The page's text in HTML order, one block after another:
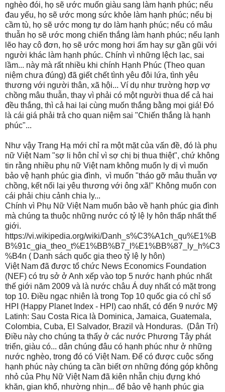
nghèo đói, họ sẽ ước muốn giàu sang làm hạnh phúc; nếu
đau yếu, họ sẽ ước mong sức khỏe làm hạnh phúc; nếu bị
cầm tù, họ sẽ ước mong tự do làm hạnh phúc; nếu có mâu
thuẫn họ sẽ ước mong chiến thắng làm hạnh phúc; nếu lạnh
lẽo hay cô đơn, họ sẽ ước mong hơi ấm hay sự gần gũi với
người khác làm hạnh phúc. Chính vì những lệch lạc, sai
lầm... này mà rất nhiều khi chính Hạnh Phúc (Theo quan
niệm chưa đúng) đã giết chết tình yêu đôi lứa, tình yêu
thương với người thân, xã hội... Ví dụ như trường hợp vợ
chồng mâu thuẫn, thay vì phải có một người thua dể cả hai
đều thắng, thì cả hai lại cùng muốn thắng bằng mọi giá! Đó
là cái giá phải trả cho quan niệm sai "Chiến thắng là hạnh
phúc"...
Như vậy Trang Hạ mới chỉ ra một mặt của vấn đề, đó là phụ
nữ Việt Nam "sợ li hôn chỉ vì sợ chị bị thua thiệt", chứ không
tin rằng nhiều phụ nữ Việt nam không muốn ly dị vì muốn
bảo vệ hạnh phúc gia đình, vì muốn "tháo gỡ mâu thuẫn vợ
chồng, kết nối lại yêu thương với ông xã!" Không muốn con
cái phải chịu cảnh chia ly...
Chính vì Phụ Nữ Việt Nam muốn bảo về hạnh phúc gia đình
mà chúng ta thuộc những nước có tỷ lệ ly hôn thấp nhất thế
giới.
https://vi.wikipedia.org/wiki/Danh_s%C3%A1ch_qu%E1%B
B%91c_gia_theo_t%E1%BB%B7_l%E1%BB%87_ly_h%C3
%B4n ( Danh sách quốc gia theo tỷ lệ ly hôn)
Việt Nam đã được tổ chức News Economics Foundation
(NEF) có trụ sở ở Anh xếp vào top 5 nước hạnh phúc nhất
thế giới năm 2009 và là nước châu Á duy nhất có mặt trong
top 10. Điều ngạc nhiên là trong Top 10 quốc gia có chỉ số
HPI (Happy Planet Index - HPI) cao nhất, có đến 9 nước Mỹ
Latinh: Sau Costa Rica là Dominica, Jamaica, Guatemala,
Colombia, Cuba, El Salvador, Brazil và Honduras. (Dân Trí)
Điều này cho chúng ta thấy ở các nước Phương Tây phát
triển, giàu có... dân chúng đâu có hạnh phúc như ở những
nước nghèo, trong đó có Việt Nam. Để có được cuộc sống
hạnh phúc này chúng ta cần biết ơn những đóng góp không
nhỏ của Phụ Nữ Việt Nam đã kiên nhẫn chịu đựng khó
khăn, gian khổ, nhường nhịn... để bảo vệ hạnh phúc gia